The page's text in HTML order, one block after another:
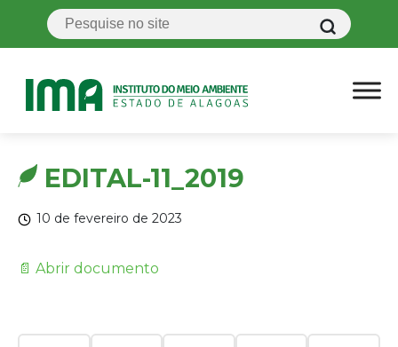
EDITAL-11_2019
10 de fevereiro de 2023
📄 Abrir documento